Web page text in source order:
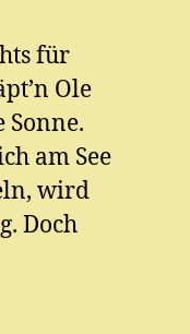
für
Ole
Sonne.
am See
wird
Doch